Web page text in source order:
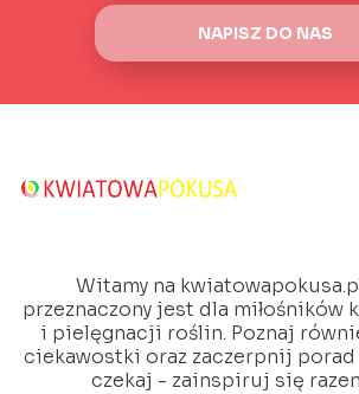
NAPISZ DO NAS
Witamy na
przeznaczony jest dla miłośników
i pielęgnacji roślin. Poznaj
ciekawostki oraz zaczerpnij porad
czekaj - zainspiruj się